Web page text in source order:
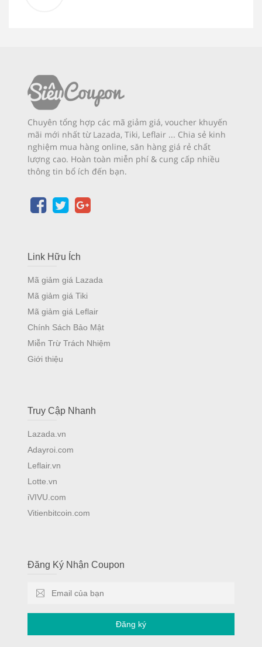
Chuyên tổng hợp các mã giảm giá, voucher khuyến
mãi mới nhất từ Lazada, Tiki, Leflair ... Chia sẻ kinh
nghiệm mua hàng online, săn hàng giá rẻ chất
lượng cao. Hoàn toàn miễn phí & cung cấp nhiều
thông tin bổ ích đến bạn.
Link Hữu Ích
Mã giảm giá Lazada
Mã giảm giá Tiki
Mã giảm giá Leflair
Chính Sách Bảo Mật
Miễn Trừ Trách Nhiệm
Giới thiệu
Truy Cập Nhanh
Lazada.vn
Adayroi.com
Leflair.vn
Lotte.vn
iVIVU.com
Vitienbitcoin.com
Đăng Ký Nhận Coupon
Đăng ký